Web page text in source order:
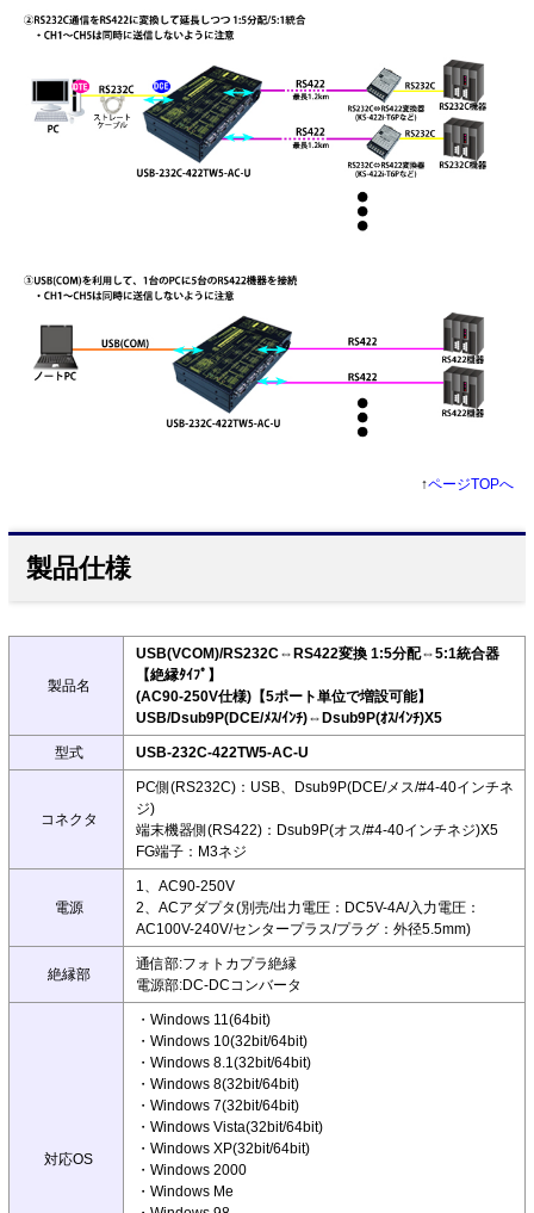
↑ページTOPへ
製品仕様
製品名
USB(VCOM)/RS232C⇔RS422変換 1:5分配⇔5:1統合器
【絶縁ﾀｲﾌﾟ】
(AC90-250V仕様)【5ポート単位で増設可能】
USB/Dsub9P(DCE/ﾒｽ/ｲﾝﾁ)⇔Dsub9P(ｵｽ/ｲﾝﾁ)X5
型式 USB-232C-422TW5-AC-U
コネクタ
PC側(RS232C)：USB、Dsub9P(DCE/メス/#4-40インチネ
ジ)
端末機器側(RS422)：Dsub9P(オス/#4-40インチネジ)X5
FG端子：M3ネジ
電源
1、AC90-250V
2、ACアダプタ(別売/出力電圧：DC5V-4A/入力電圧：
AC100V-240V/センタープラス/プラグ：外径5.5mm)
絶縁部
通信部:フォトカプラ絶縁
電源部:DC-DCコンバータ
対応OS
・Windows 11(64bit)
・Windows 10(32bit/64bit)
・Windows 8.1(32bit/64bit)
・Windows 8(32bit/64bit)
・Windows 7(32bit/64bit)
・Windows Vista(32bit/64bit)
・Windows XP(32bit/64bit)
・Windows 2000
・Windows Me